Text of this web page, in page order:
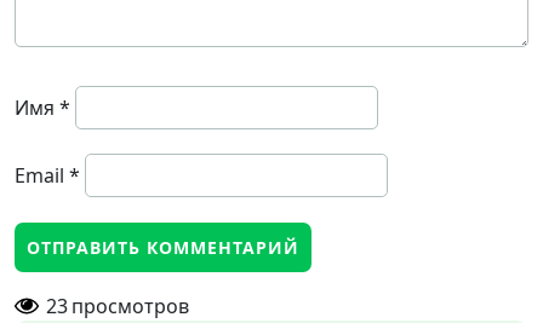
Имя *
Email *
23просмотров